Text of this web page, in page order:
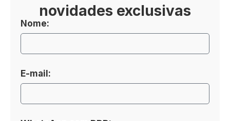
novidades exclusivas
Nome:
E-mail: